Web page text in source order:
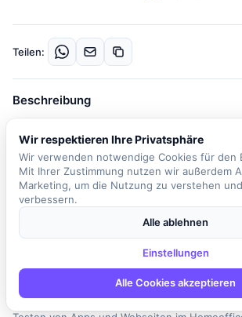
Teilen:
Beschreibung
Tests im Homeoffice. In dieser Position sind
das Testen von Apps und Webseiten, das
sowie das kurze Dokumentieren von
Die Tätigkeit eignet sich hervorragend für
Studenten, Eltern oder Personen, die flexibel
erforderlich; viel wichtiger sind ein sorgfältiger
Teil eines dynamischen Teams, das großen
angenehme Zusammenarbeit legt. Ihre
Wir respektieren Ihre Privatsphäre
Wir verwenden notwendige Cookies für den
Mit Ihrer Zustimmung nutzen wir außerdem
Marketing, um die Nutzung zu verstehen
verbessern.
Alle ablehnen
Einstellungen
Alle Cookies akzeptieren